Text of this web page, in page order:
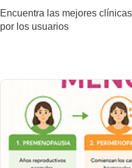
Encuentra las mejores
por los usuarios